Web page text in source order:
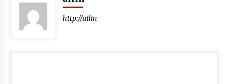
http://ailin